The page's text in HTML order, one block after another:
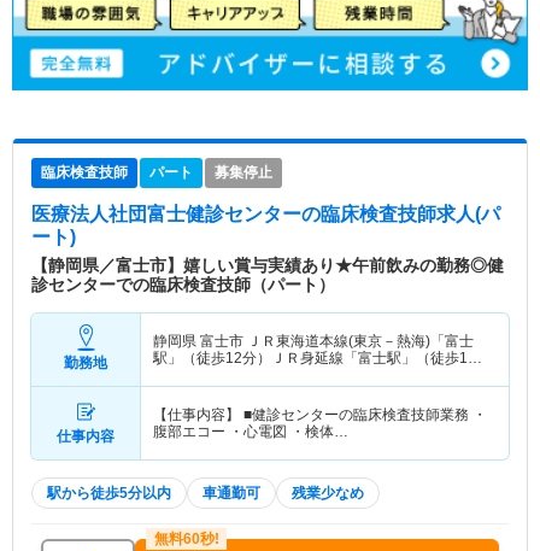
臨床検査技師 パート 募集停止
医療法人社団富士健診センターの臨床検査技師求人(パ
ート)
【静岡県／富士市】嬉しい賞与実績あり★午前飲みの勤務◎健
診センターでの臨床検査技師（パート）
勤務地
静岡県 富士市 ＪＲ東海道本線(東京－熱海)「富士
駅」（徒歩12分）ＪＲ身延線「富士駅」（徒歩12
仕事内容
【仕事内容】 ■健診センターの臨床検査技師業務 ・
腹部エコー ・心電図 ・検体…
駅から徒歩5分以内 車通勤可 残業少なめ